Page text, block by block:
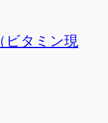
ビタミン現